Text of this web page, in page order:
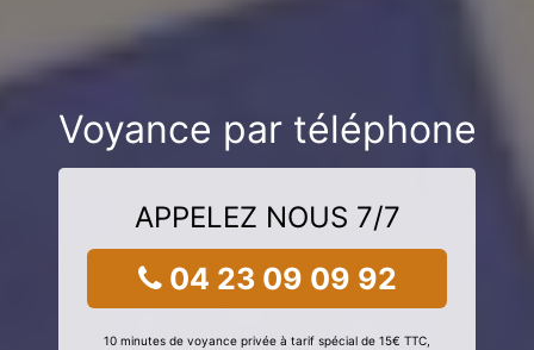
Voyance par téléphone
APPELEZ NOUS 7/7
04 23 09 09 92
10 minutes de voyance privée à tarif spécial de 15€ TTC,